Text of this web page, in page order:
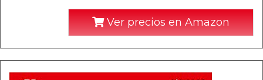
Ver precios en Amazon